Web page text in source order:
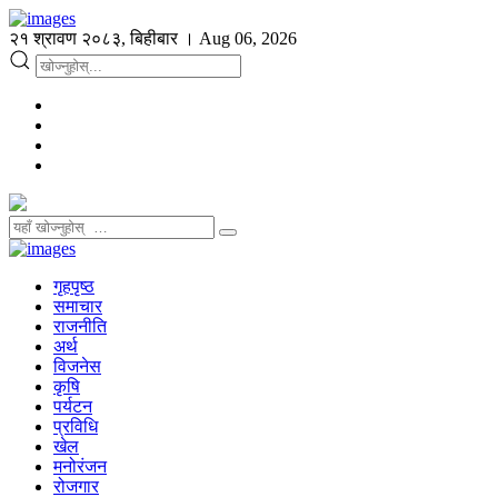
२१ श्रावण २०८३, बिहीबार । Aug 06, 2026
गृहपृष्ठ
समाचार
राजनीति
अर्थ
विजनेस
कृषि
पर्यटन
प्रविधि
खेल
मनोरंजन
रोजगार